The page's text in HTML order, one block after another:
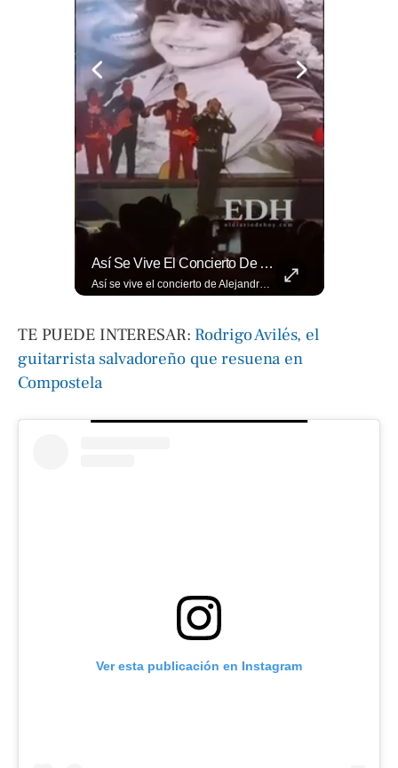
Así Se Vive El Concierto De Alejandro Fernández En El Salvador.
Así se vive el concierto de Alejandro Fernández en El Salvador. Una noche inolvidable a pesar de la lluvia. Canciones que llenaron de alegría y nostalgia a todo el público presente. 🤩👏 #Concierto #ElSalvador #AlejandroFernández
TE PUEDE INTERESAR: Rodrigo Avilés, el
guitarrista salvadoreño que resuena en
Compostela
Ver esta publicación en Instagram